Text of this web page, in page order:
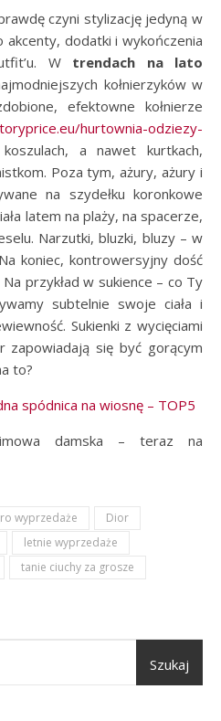
czyni stylizację jedyną w
dodatki i wykończenia
W trendach na lato
kołnierzyków w
efektowne kołnierze
hurtownia-odziezy-
a nawet kurtkach,
Poza tym, ażury, ażury i
na szydełku koronkowe
latem na plaży, na spacerze,
Narzutki, bluzki, bluzy – w
koniec, kontrowersyjny dość
przykład w sukience – co Ty
subtelnie swoje ciała i
Sukienki z wycięciami
zapowiadają się być gorącym
to?
spódnica na wiosnę – TOP5
damska – teraz na
wyprzedaże
Dior
letnie wyprzedaże
tanie ciuchy za grosze
Szukaj